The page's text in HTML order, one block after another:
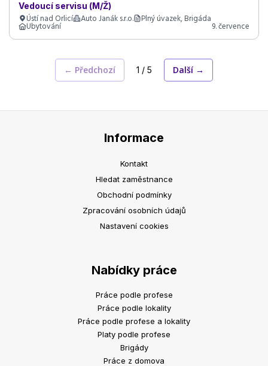
Vedoucí servisu (M/Ž)
Ústí nad Orlicí Auto Janák s.r.o. Plný úvazek, Brigáda
Ubytování 9. července
← Předchozí 1 / 5 Další →
Informace
Kontakt
Hledat zaměstnance
Obchodní podmínky
Zpracování osobních údajů
Nastavení cookies
Nabídky práce
Práce podle profese
Práce podle lokality
Práce podle profese a lokality
Platy podle profese
Brigády
Práce z domova